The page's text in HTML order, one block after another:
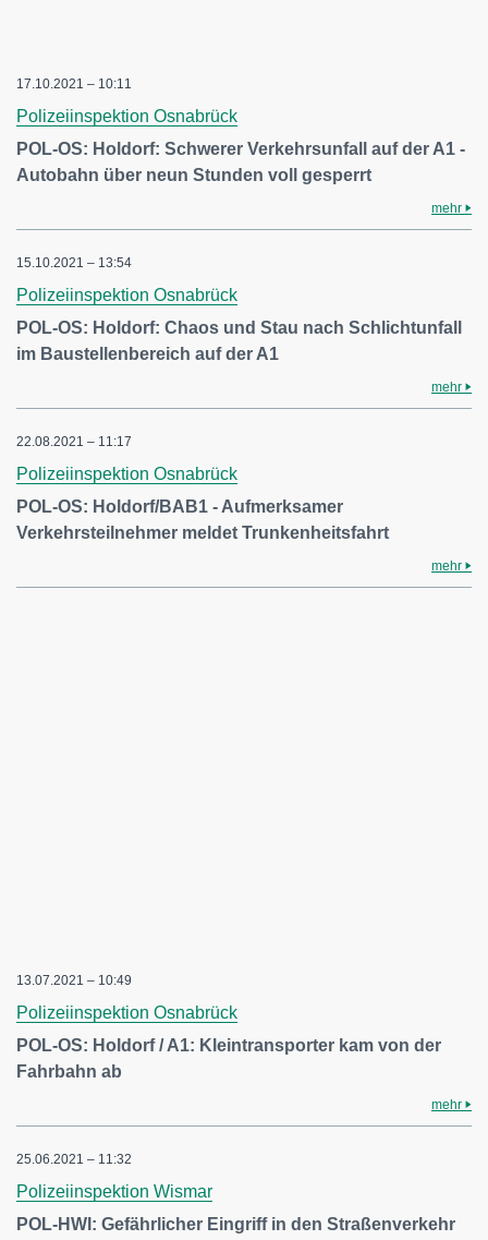
17.10.2021 – 10:11
Polizeiinspektion Osnabrück
POL-OS: Holdorf: Schwerer Verkehrsunfall auf der A1 -
Autobahn über neun Stunden voll gesperrt
mehr
15.10.2021 – 13:54
Polizeiinspektion Osnabrück
POL-OS: Holdorf: Chaos und Stau nach Schlichtunfall
im Baustellenbereich auf der A1
mehr
22.08.2021 – 11:17
Polizeiinspektion Osnabrück
POL-OS: Holdorf/BAB1 - Aufmerksamer
Verkehrsteilnehmer meldet Trunkenheitsfahrt
mehr
13.07.2021 – 10:49
Polizeiinspektion Osnabrück
POL-OS: Holdorf / A1: Kleintransporter kam von der
Fahrbahn ab
mehr
25.06.2021 – 11:32
Polizeiinspektion Wismar
POL-HWI: Gefährlicher Eingriff in den Straßenverkehr